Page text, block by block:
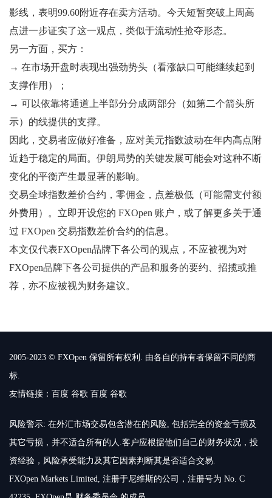
影线，表明99.60附近存在卖方活动。今天短暂突破上周高
点进一步证实了这一观点，类似于流动性抢夺形态。
另一方面，买方：
→ 在市场开盘时表现出强劲势头（看涨缺口可能继续起到
支撑作用）；
→ 可以依靠将通道上半部分分成两部分（如第二个箭头所
示）的线提供的支撑。
因此，交易者应做好准备，应对美元指数波动在年内高点附
近趋于稳定的局面。伊朗局势的关键发展可能会对这种不断
变化的平衡产生最显著的影响。
交易全球指数差价合约，零佣金，点差极低（可能需支付额
外费用）。立即开设您的 FXOpen 账户，或了解更多关于通
过 FXOpen 交易指数差价合约的信息。
本文仅代表FXOpen品牌下各公司的观点，不应被视为对
FXOpen品牌下各公司提供的产品和服务的要约、招揽或推
荐，亦不应被视为财务建议。
2005-2023 © FXOpen 保留所有权利. 由各自的持有者保留不同的商
标.
友情链接： 百度 谷歌 百度 谷歌
风险警示: 在外汇市场交易包含潜在的风险, 包括完全的资金亏损及
其它亏损，并不适合所有的人.客户应根据他们自己的财务状况，投
资经验，风险承受能力及其它因素判断其是否适合交易.
FXOpen Markets Limited, 注册于尼维斯的公司，注册号为 No. C